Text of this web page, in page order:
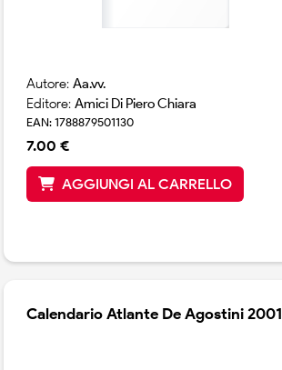
Autore: Aa.vv.
Editore: Amici Di Piero Chiara
EAN: 1788879501130
7.00 €
AGGIUNGI AL CARRELLO
Calendario Atlante De Agostini 2001